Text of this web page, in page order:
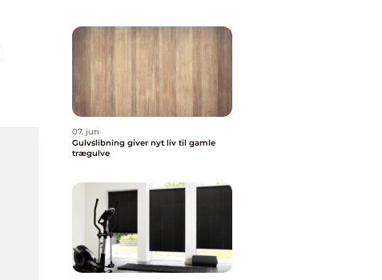
07. jun
Gulvslibning giver nyt liv til gamle
trægulve